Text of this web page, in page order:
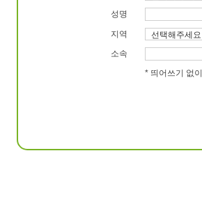
성명
지역
소속
* 띄어쓰기 없